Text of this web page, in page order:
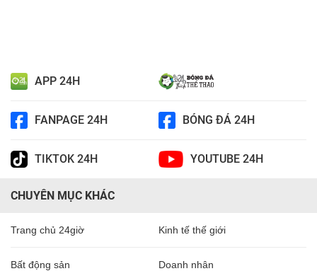
APP 24H
FANPAGE 24H BÓNG ĐÁ 24H
TIKTOK 24H YOUTUBE 24H
CHUYÊN MỤC KHÁC
Trang chủ 24giờ Kinh tế thế giới
Bất động sản Doanh nhân